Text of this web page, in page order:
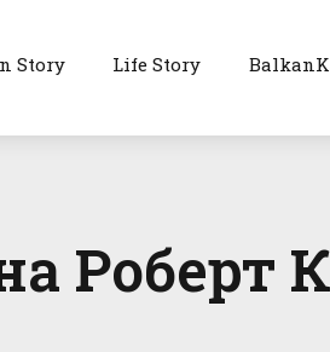
Story Life Story
Роберт